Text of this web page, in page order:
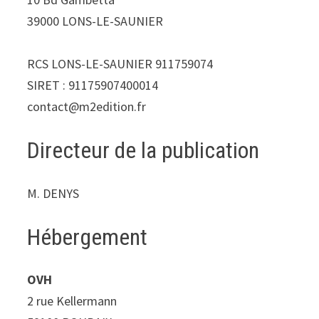
39000 LONS-LE-SAUNIER
RCS LONS-LE-SAUNIER 911759074
SIRET : 91175907400014
contact@m2edition.fr
Directeur de la publication
M. DENYS
Hébergement
OVH
2 rue Kellermann